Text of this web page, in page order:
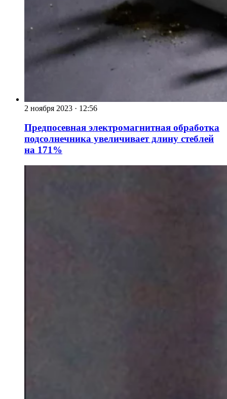
2 ноября 2023 · 12:56
Предпосевная электромагнитная обработка
подсолнечника увеличивает длину стеблей
на 171%